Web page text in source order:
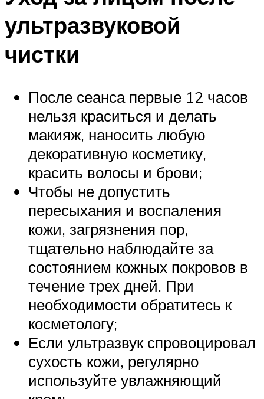
ультразвуковой
чистки
После сеанса первые 12 часов
нельзя краситься и делать
макияж, наносить любую
декоративную косметику,
красить волосы и брови;
Чтобы не допустить
пересыхания и воспаления
кожи, загрязнения пор,
тщательно наблюдайте за
состоянием кожных покровов в
течение трех дней. При
необходимости обратитесь к
косметологу;
Если ультразвук спровоцировал
сухость кожи, регулярно
используйте увлажняющий